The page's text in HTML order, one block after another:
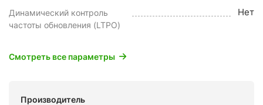
Динамический контроль
частоты обновления (LTPO)
Нет
Смотреть все параметры
Производитель